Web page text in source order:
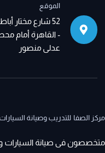
الموقع
52 شارع مختار
- القاهرة أمام
عدلى منصور
مركز الصفا للتدريب وصيانة السيارات
متخصصون فى صيانة السيارات و